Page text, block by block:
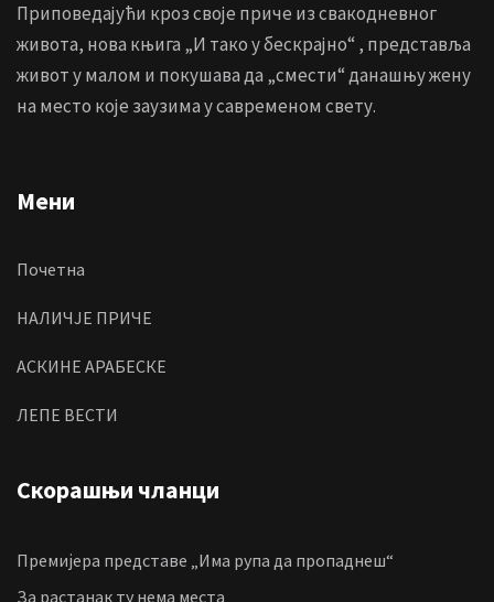
Приповедајући кроз своје приче из свакодневног
живота, нова књига „И тако у бескрајно“ , представља
живот у малом и покушава да „смести“ данашњу жену
на место које заузима у савременом свету.
Мени
Почетна
НАЛИЧЈЕ ПРИЧЕ
АСКИНЕ АРАБЕСКЕ
ЛЕПЕ ВЕСТИ
Скорашњи чланци
Премијера представе „Има рупа да пропаднеш“
За растанак ту нема места